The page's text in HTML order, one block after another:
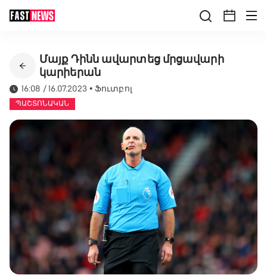
Մայք Դինն ավարտեց մրցավարի
կարիերան
16:08 / 16.07.2023 •Ֆուտբոլ
ՊԱՇՏՈՆԱԿԱՆ